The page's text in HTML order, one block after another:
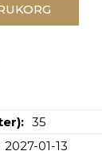
35
2027-01-13